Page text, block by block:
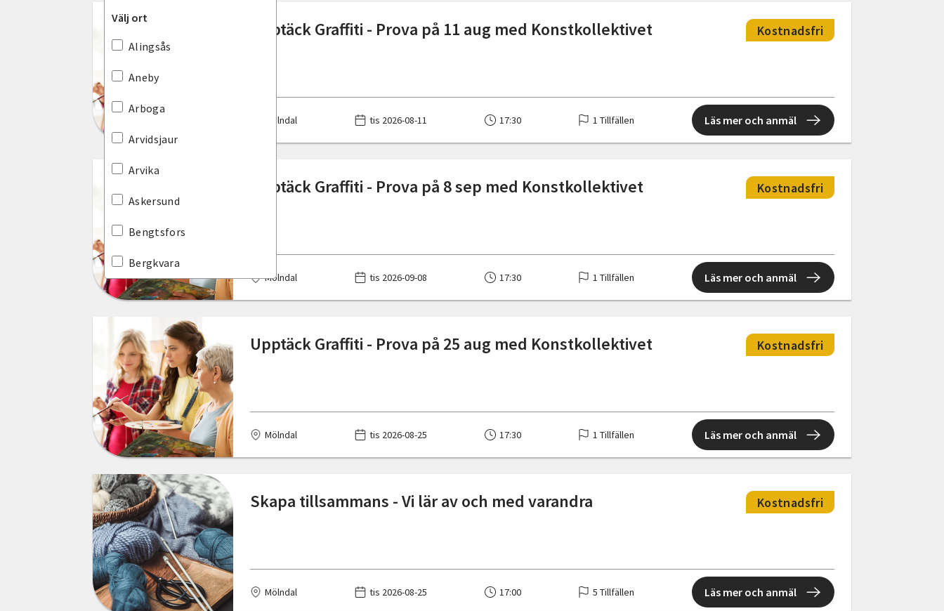
Norrbottens län
Stockholms län
Södermanlands län
Uppsala län
Värmlands län
Västernorrlands län
Västmanlands län
Västra Götalands län
Örebro län
Välj ort
Alingsås
Aneby
Arboga
Arvidsjaur
Arvika
Askersund
Bengtsfors
Bergkvara
Bjuv
Bodafors
Boden
Bohus
Bollnäs
Borlänge
Borås
Bromma
Brösarp
Bålsta
Dalum
Upptäck Graffiti - Prova på 11 aug med Konstkollektivet Kostnadsfri
Mölndal tis 2026-08-11 17:30 1 Tillfällen Läs mer och anmäl
Upptäck Graffiti - Prova på 8 sep med Konstkollektivet Kostnadsfri
Mölndal tis 2026-09-08 17:30 1 Tillfällen Läs mer och anmäl
Upptäck Graffiti - Prova på 25 aug med Konstkollektivet Kostnadsfri
Mölndal tis 2026-08-25 17:30 1 Tillfällen Läs mer och anmäl
Skapa tillsammans - Vi lär av och med varandra Kostnadsfri
Mölndal tis 2026-08-25 17:00 5 Tillfällen Läs mer och anmäl